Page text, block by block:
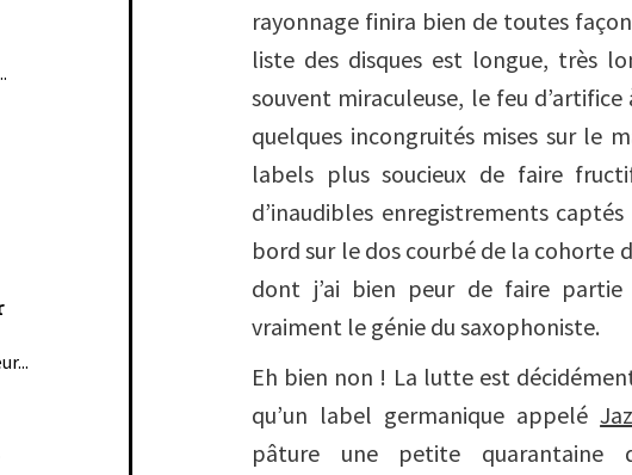
rayonnage finira bien de toutes
liste des disques est longue, très
souvent miraculeuse, le feu
quelques incongruités mises sur le
labels plus soucieux de faire
d’inaudibles enregistrements
bord sur le dos courbé de la cohorte
dont j’ai bien peur de faire
vraiment le génie du saxophoniste.
Eh bien non ! La lutte est
qu’un label germanique appelé
pâture une petite quarantaine